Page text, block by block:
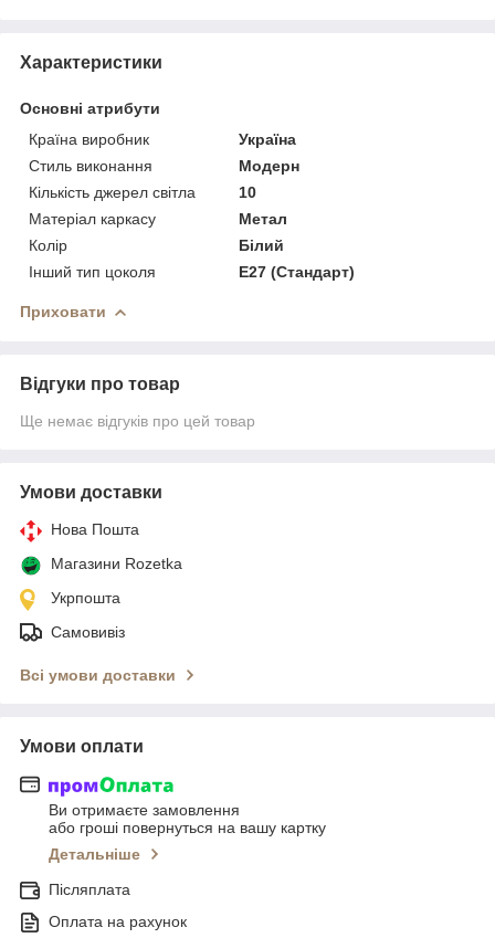
Характеристики
Основні атрибути
Країна виробник
Україна
Стиль виконання
Модерн
Кількість джерел світла
10
Матеріал каркасу
Метал
Колір
Білий
Інший тип цоколя
E27 (Стандарт)
Приховати
Відгуки про товар
Ще немає відгуків про цей товар
Умови доставки
Нова Пошта
Магазини Rozetka
Укрпошта
Самовивіз
Всі умови доставки
Умови оплати
Ви отримаєте замовлення
або гроші повернуться на вашу картку
Детальніше
Післяплата
Оплата на рахунок